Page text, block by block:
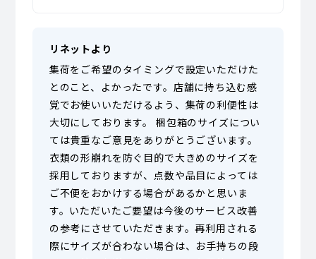
リネットより
集荷をご希望のタイミングで設定いただけた
とのこと、よかったです。店舗に持ち込む感
覚でお使いいただけるよう、集荷の利便性は
大切にしております。 梱包箱のサイズについ
ては貴重なご意見をありがとうございます。
衣類の形崩れを防ぐ目的で大きめのサイズを
採用しておりますが、点数や品目によっては
ご不便をおかけする場合があるかと思いま
す。いただいたご要望は今後のサービス改善
の参考にさせていただきます。再利用される
際にサイズが合わない場合は、お手持ちの段